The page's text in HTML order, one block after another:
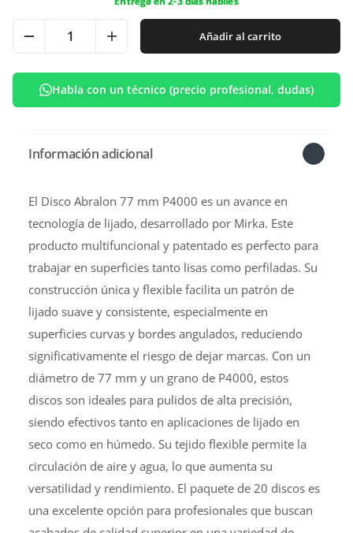
Añadir al carrito
Habla con un técnico (precio profesional, dudas)
Información adicional
El Disco Abralon 77 mm P4000 es un avance en
tecnología de lijado, desarrollado por Mirka. Este
producto multifuncional y patentado es perfecto para
trabajar en superficies tanto lisas como perfiladas. Su
construcción única y flexible facilita un patrón de
lijado suave y consistente, especialmente en
superficies curvas y bordes angulados, reduciendo
significativamente el riesgo de dejar marcas. Con un
diámetro de 77 mm y un grano de P4000, estos
discos son ideales para pulidos de alta precisión,
siendo efectivos tanto en aplicaciones de lijado en
seco como en húmedo. Su tejido flexible permite la
circulación de aire y agua, lo que aumenta su
versatilidad y rendimiento. El paquete de 20 discos es
una excelente opción para profesionales que buscan